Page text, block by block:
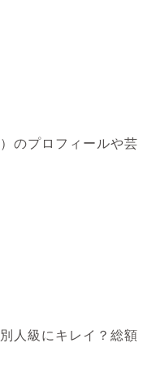
のプロフィールや芸
人級にキレイ？総額